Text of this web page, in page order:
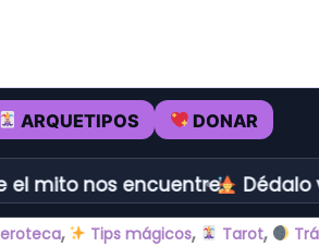
ARQUETIPOS DONAR
mito nos encuentre. Dédalo
, Tips mágicos, Tarot,